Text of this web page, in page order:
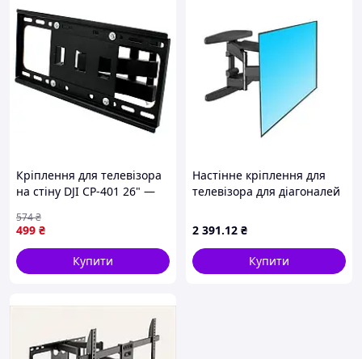
Кріплення для телевізора
на стіну DJI CP-401 26" —
для плазми похило-
поворотний
499 ₴
574₴
Купити
Настінне кріплення для
телевізора для діагоналей
кронштейн на стіну V-Star
S65
2 391.12 ₴
Купити